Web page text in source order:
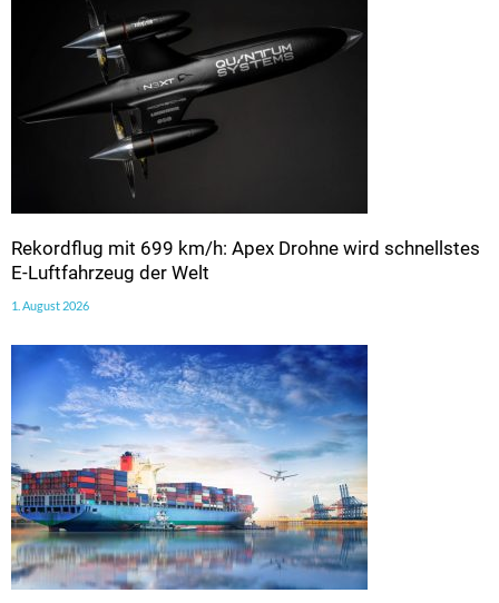
Rekordflug mit 699 km/h: Apex Drohne wird schnellstes
E-Luftfahrzeug der Welt
1. August 2026